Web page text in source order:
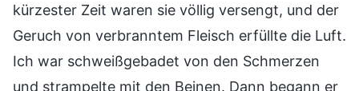
kürzester Zeit waren sie völlig versengt, und der
Geruch von verbranntem Fleisch erfüllte die Luft.
Ich war schweißgebadet von den Schmerzen
und strampelte mit den Beinen. Dann begann er